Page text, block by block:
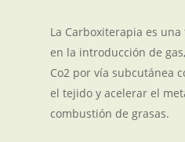
La Carboxiterapia es
en la introducción de
Co2 por vía subcutánea
el tejido y acelerar el
combustión de grasas.